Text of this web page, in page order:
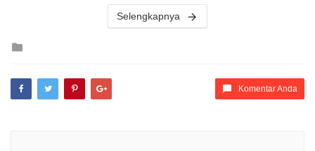
Selengkapnya
Komentar Anda